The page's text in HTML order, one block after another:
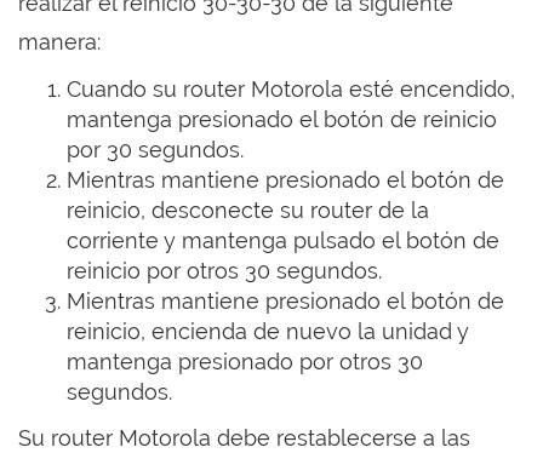
manera:
Cuando su router Motorola esté encendido,
mantenga presionado el botón de reinicio
por 30 segundos.
Mientras mantiene presionado el botón de
reinicio, desconecte su router de la
corriente y mantenga pulsado el botón de
reinicio por otros 30 segundos.
Mientras mantiene presionado el botón de
reinicio, encienda de nuevo la unidad y
mantenga presionado por otros 30
segundos.
Su router Motorola debe restablecerse a las